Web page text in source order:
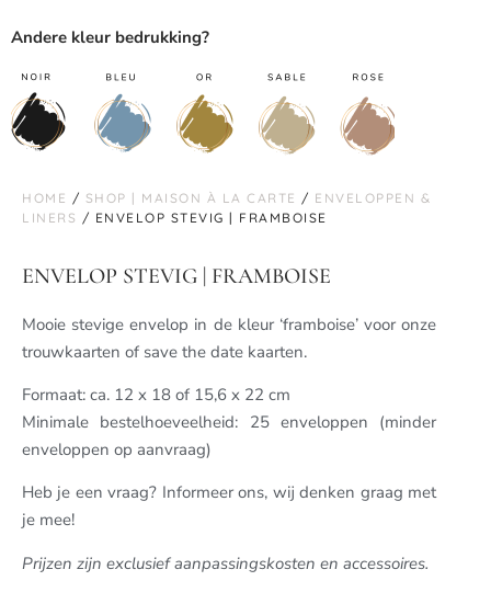
Andere kleur bedrukking?
HOME / SHOP | MAISON À LA CARTE / ENVELOPPEN &
LINERS / ENVELOP STEVIG | FRAMBOISE
ENVELOP STEVIG | FRAMBOISE
Mooie stevige envelop in de kleur ‘framboise’ voor onze
trouwkaarten of save the date kaarten.
Formaat: ca. 12 x 18 of 15,6 x 22 cm
Minimale bestelhoeveelheid: 25 enveloppen (minder
enveloppen op aanvraag)
Heb je een vraag? Informeer ons, wij denken graag met
je mee!
Prijzen zijn exclusief aanpassingskosten en accessoires.